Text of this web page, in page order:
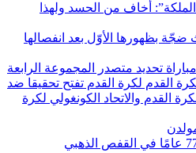
أخاف من الحسد ولهذا
ضجّة بظهورها الأوّل بعد انفصالها
تحديد متصدر المجموعة الرابعة
لكرة القدم لكرة القدم تفتح تحقيقا ضد
القدم والاتحاد الكونغولي لكرة